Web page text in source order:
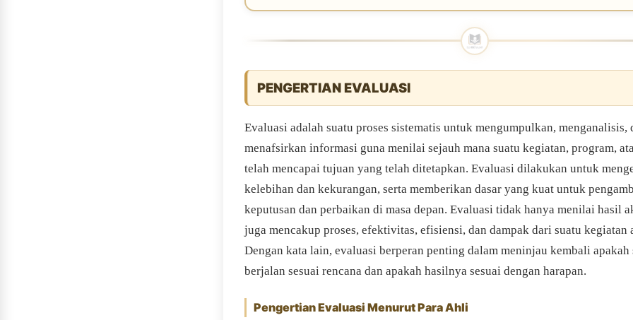
PENGERTIAN EVALUASI
Evaluasi adalah suatu proses sistematis untuk mengumpulkan, menganalisis,
menafsirkan informasi guna menilai sejauh mana suatu kegiatan, program,
telah mencapai tujuan yang telah ditetapkan. Evaluasi dilakukan untuk
kelebihan dan kekurangan, serta memberikan dasar yang kuat untuk
keputusan dan perbaikan di masa depan. Evaluasi tidak hanya menilai hasil
juga mencakup proses, efektivitas, efisiensi, dan dampak dari suatu kegiatan
Dengan kata lain, evaluasi berperan penting dalam meninjau kembali apakah
berjalan sesuai rencana dan apakah hasilnya sesuai dengan harapan.
Pengertian Evaluasi Menurut Para Ahli